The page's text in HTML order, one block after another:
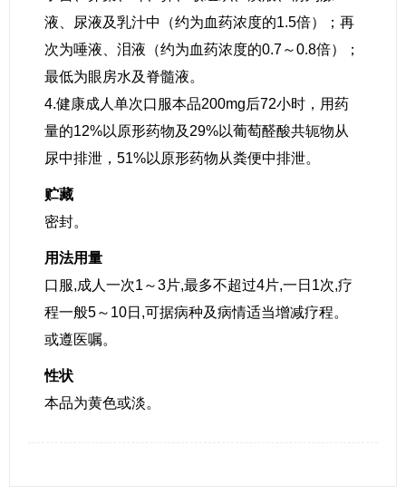
液、尿液及乳汁中（约为血药浓度的1.5倍）；再
次为唾液、泪液（约为血药浓度的0.7～0.8倍）；
最低为眼房水及脊髓液。
4.健康成人单次口服本品200mg后72小时，用药
量的12%以原形药物及29%以葡萄醛酸共轭物从
尿中排泄，51%以原形药物从粪便中排泄。
贮藏
密封。
用法用量
口服,成人一次1～3片,最多不超过4片,一日1次,疗
程一般5～10日,可据病种及病情适当增减疗程。
或遵医嘱。
性状
本品为黄色或淡。